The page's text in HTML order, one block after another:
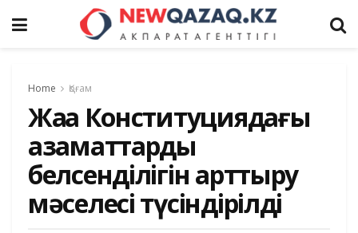
Home Қоғам
Жаңа Конституциядағы
азаматтардың
белсенділігін арттыру
мәселесі түсіндірілді